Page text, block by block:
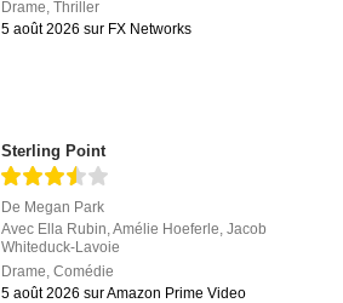
Drame,Thriller
5 août 2026 sur FX Networks
Sterling Point
De Megan Park
Avec Ella Rubin,Amélie Hoeferle,Jacob
Whiteduck-Lavoie
Drame,Comédie
5 août 2026 sur Amazon Prime Video